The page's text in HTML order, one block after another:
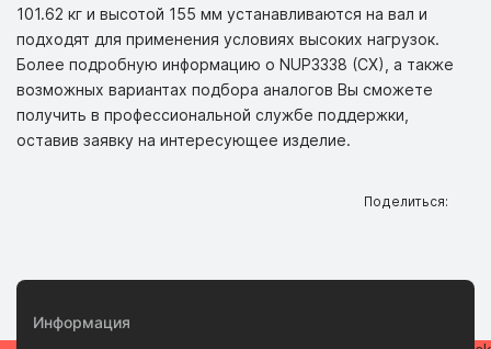
101.62 кг и высотой 155 мм устанавливаются на вал и
подходят для применения условиях высоких нагрузок.
Более подробную информацию о NUP3338 (CX), а также
возможных вариантах подбора аналогов Вы сможете
получить в профессиональной службе поддержки,
оставив заявку на интересующее изделие.
Поделиться:
Информация